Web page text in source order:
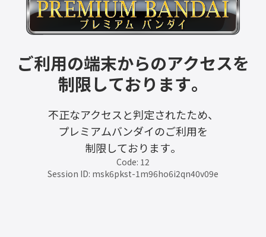
ご利用の端末からのアクセスを
制限しております。
不正なアクセスと判定されたため、
プレミアムバンダイのご利用を
制限しております。
Code: 12
Session ID: msk6pkst-1m96ho6i2qn40v09e